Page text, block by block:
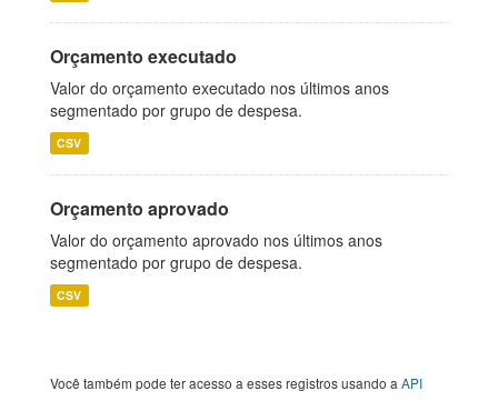
Orçamento executado
Valor do orçamento executado nos últimos anos
segmentado por grupo de despesa.
CSV
Orçamento aprovado
Valor do orçamento aprovado nos últimos anos
segmentado por grupo de despesa.
CSV
Você também pode ter acesso a esses registros usando a API